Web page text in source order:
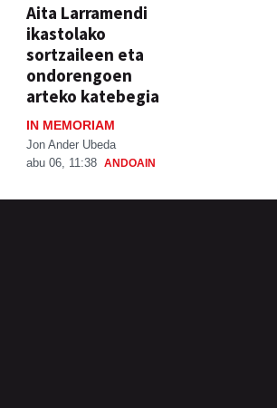
Aita Larramendi
ikastolako
sortzaileen eta
ondorengoen
arteko katebegia
IN MEMORIAM
Jon Ander Ubeda
abu 06, 11:38 ANDOAIN